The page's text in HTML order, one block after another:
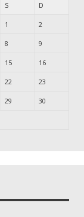
S D
1 2
8 9
15 16
22 23
29 30